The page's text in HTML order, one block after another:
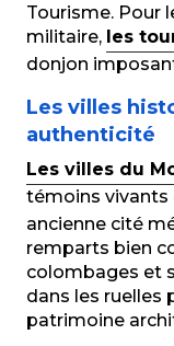
Tourisme. Pour
militaire, les
donjon
Les villes
authenticité
Les villes du
témoins vivants
ancienne cité
remparts bien
colombages et
dans les ruelles
patrimoine